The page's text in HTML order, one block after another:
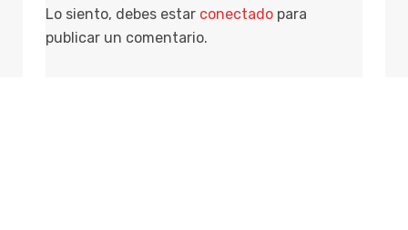
Lo siento, debes estar conectado para
publicar un comentario.